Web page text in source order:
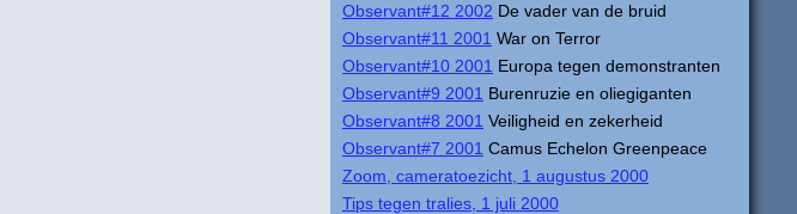
Observant#12 2002 De vader van de bruid
Observant#11 2001 War on Terror
Observant#10 2001 Europa tegen demonstranten
Observant#9 2001 Burenruzie en oliegiganten
Observant#8 2001 Veiligheid en zekerheid
Observant#7 2001 Camus Echelon Greenpeace
Zoom, cameratoezicht, 1 augustus 2000
Tips tegen tralies, 1 juli 2000